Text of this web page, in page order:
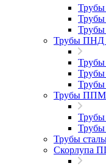
Трубы
Трубы ППМ
Трубы
Скорлупа